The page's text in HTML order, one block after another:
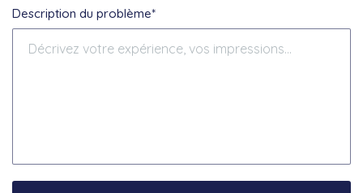
Description du problème*